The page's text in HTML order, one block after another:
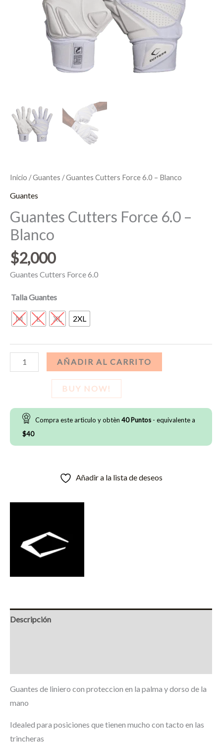
Inicio /Guantes / Guantes Cutters Force 6.0 – Blanco
Guantes
Guantes Cutters Force 6.0 –
Blanco
$2,000
Guantes Cutters Force 6.0
Talla Guantes
M L XL 2XL
Guantes
Cutters
–
cantidad
AÑADIR AL CARRITO
BUY NOW!
Compra este artìculo y obtèn 40Puntos - equivalente a
$40
Añadir a la lista de deseos
Descripción
Guantes de liniero con proteccion en la palma y dorso de la
mano
Idealed para posiciones que tienen mucho con tacto en las
trincheras